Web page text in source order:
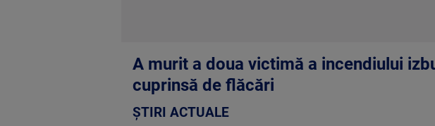
A murit a doua victimă a incendiului
cuprinsă de flăcări
ȘTIRI ACTUALE